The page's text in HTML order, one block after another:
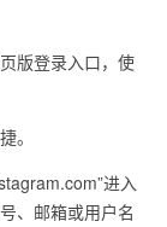
版登录入口，使
。
进入
、邮箱或用户名